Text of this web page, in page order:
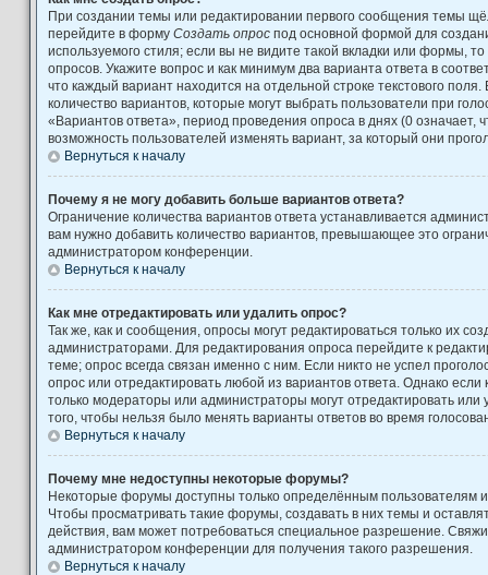
При создании темы или редактировании первого сообщения темы
перейдите в форму Создать опрос под основной формой для
используемого стиля; если вы не видите такой вкладки или формы,
опросов. Укажите вопрос и как минимум два варианта ответа в
что каждый вариант находится на отдельной строке текстового
количество вариантов, которые могут выбрать пользователи при
«Вариантов ответа», период проведения опроса в днях (0 означает,
возможность пользователей изменять вариант, за который они
Вернуться к началу
Почему я не могу добавить больше вариантов ответа?
Ограничение количества вариантов ответа устанавливается
вам нужно добавить количество вариантов, превышающее это
администратором конференции.
Вернуться к началу
Как мне отредактировать или удалить опрос?
Так же, как и сообщения, опросы могут редактироваться только их
администраторами. Для редактирования опроса перейдите к
теме; опрос всегда связан именно с ним. Если никто не успел
опрос или отредактировать любой из вариантов ответа. Однако если
только модераторы или администраторы могут отредактировать или
того, чтобы нельзя было менять варианты ответов во время
Вернуться к началу
Почему мне недоступны некоторые форумы?
Некоторые форумы доступны только определённым пользователям
Чтобы просматривать такие форумы, создавать в них темы и
действия, вам может потребоваться специальное разрешение.
администратором конференции для получения такого разрешения.
Вернуться к началу